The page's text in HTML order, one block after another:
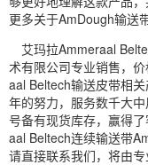
更多关于AmDough输送
艾玛拉Ammeraal
术有限公司专业销售，
aal Beltech输送皮带相
年的努力，服务数千大
号备有现货库存，赢得
aal Beltech连续输送带
请直接联系我们，将由专